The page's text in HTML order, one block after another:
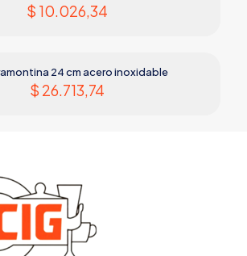
$ 10.026,34
24 cm acero inoxidable
$ 26.713,74